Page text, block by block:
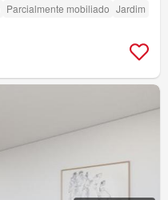
Parcialmente mobiliado Jardim